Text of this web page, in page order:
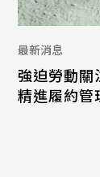
最新消息
強迫勞動關
精進履約管